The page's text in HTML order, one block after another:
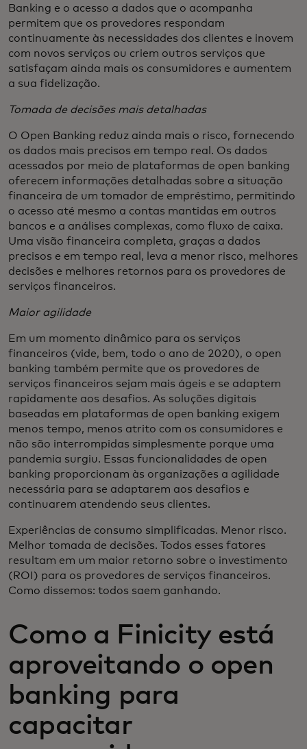
Banking e o acesso a dados que o acompanha
permitem que os provedores respondam
continuamente às necessidades dos clientes e inovem
com novos serviços ou criem outros serviços que
satisfaçam ainda mais os consumidores e aumentem
a sua fidelização.
Tomada de decisões mais detalhadas
O Open Banking reduz ainda mais o risco, fornecendo
os dados mais precisos em tempo real. Os dados
acessados por meio de plataformas de open banking
oferecem informações detalhadas sobre a situação
financeira de um tomador de empréstimo, permitindo
o acesso até mesmo a contas mantidas em outros
bancos e a análises complexas, como fluxo de caixa.
Uma visão financeira completa, graças a dados
precisos e em tempo real, leva a menor risco, melhores
decisões e melhores retornos para os provedores de
serviços financeiros.
Maior agilidade
Em um momento dinâmico para os serviços
financeiros (vide, bem, todo o ano de 2020), o open
banking também permite que os provedores de
serviços financeiros sejam mais ágeis e se adaptem
rapidamente aos desafios. As soluções digitais
baseadas em plataformas de open banking exigem
menos tempo, menos atrito com os consumidores e
não são interrompidas simplesmente porque uma
pandemia surgiu. Essas funcionalidades de open
banking proporcionam às organizações a agilidade
necessária para se adaptarem aos desafios e
continuarem atendendo seus clientes.
Experiências de consumo simplificadas. Menor risco.
Melhor tomada de decisões. Todos esses fatores
resultam em um maior retorno sobre o investimento
(ROI) para os provedores de serviços financeiros.
Como dissemos: todos saem ganhando.
Como a Finicity está
aproveitando o open
banking para
capacitar